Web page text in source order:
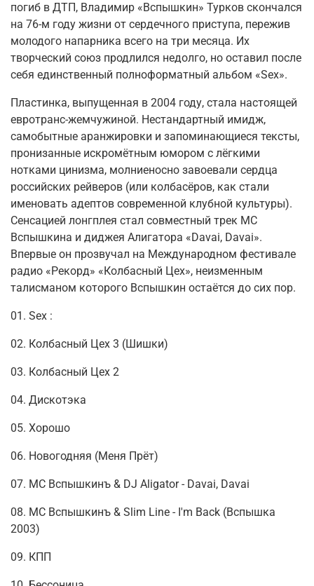
погиб в ДТП, Владимир «Вспышкин» Турков скончался
на 76-м году жизни от сердечного приступа, пережив
молодого напарника всего на три месяца. Их
творческий союз продлился недолго, но оставил после
себя единственный полноформатный альбом «Sex».
Пластинка, выпущенная в 2004 году, стала настоящей
евротранс-жемчужиной. Нестандартный имидж,
самобытные аранжировки и запоминающиеся тексты,
пронизанные искромётным юмором с лёгкими
нотками цинизма, молниеносно завоевали сердца
российских рейверов (или колбасёров, как стали
именовать адептов современной клубной культуры).
Сенсацией лонгплея стал совместный трек MC
Вспышкина и диджея Алигатора «Davai, Davai».
Впервые он прозвучал на Международном фестивале
радио «Рекорд» «Колбасный Цех», неизменным
талисманом которого Вспышкин остаётся до сих пор.
01. Sex :
02. Колбасный Цех 3 (Шишки)
03. Колбасный Цех 2
04. Дискотэка
05. Хорошо
06. Новогодняя (Меня Прёт)
07. МС Вспышкинъ & DJ Aligator - Davai, Davai
08. МС Вспышкинъ & Slim Line - I'm Back (Вспышка
2003)
09. КПП